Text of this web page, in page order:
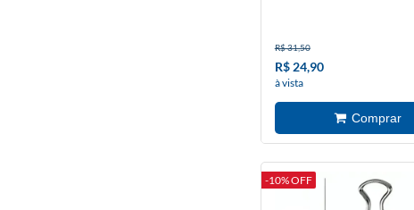
R$ 31,50
R$ 24,90
à vista
-10% OFF